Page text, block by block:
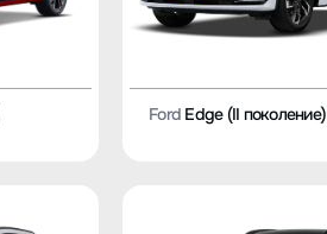
Ford Edge (II поколение)